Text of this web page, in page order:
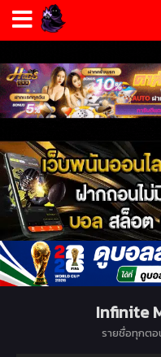
Infinite
รายชื่อทุกตอ